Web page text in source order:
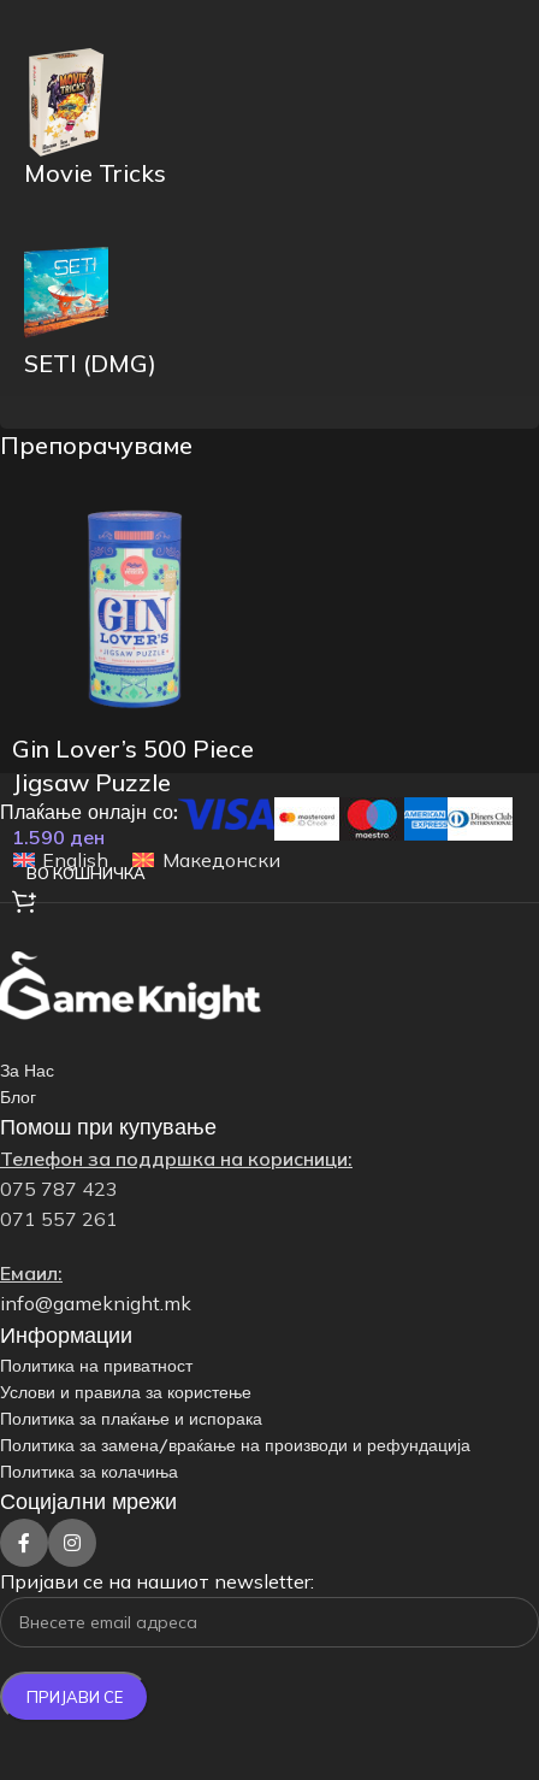
Movie Tricks
SETI (DMG)
Препорачуваме
Gin Lover’s 500 Piece
Jigsaw Puzzle
1.590 ден
ВО КОШНИЧКА
Плаќање онлајн со:
English
Македонски
За Нас
Блог
Помош при купување
Телефон за поддршка на корисници:
075 787 423
071 557 261
Емаил:
info@gameknight.mk
Информации
Политика на приватност
Услови и правила за користење
Политика за плаќање и испорака
Политика за замена/враќање на производи и рефундација
Политика за колачиња
Социјални мрежи
Пријави се на нашиот newsletter: